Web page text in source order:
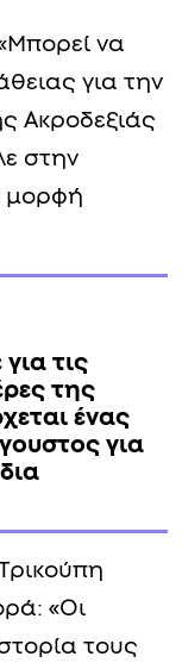
να
για την
Ακροδεξιάς
στην
μορφή
για τις
της
ένας
για
«Οι
τους